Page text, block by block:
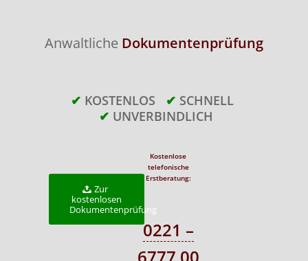
Anwaltliche Dokumentenprüfung
✔ KOSTENLOS ✔ SCHNELL
✔ UNVERBINDLICH
Zur
kostenlosen
Dokumentenprüfung
Kostenlose
telefonische
Erstberatung:
0221 –
6777 00